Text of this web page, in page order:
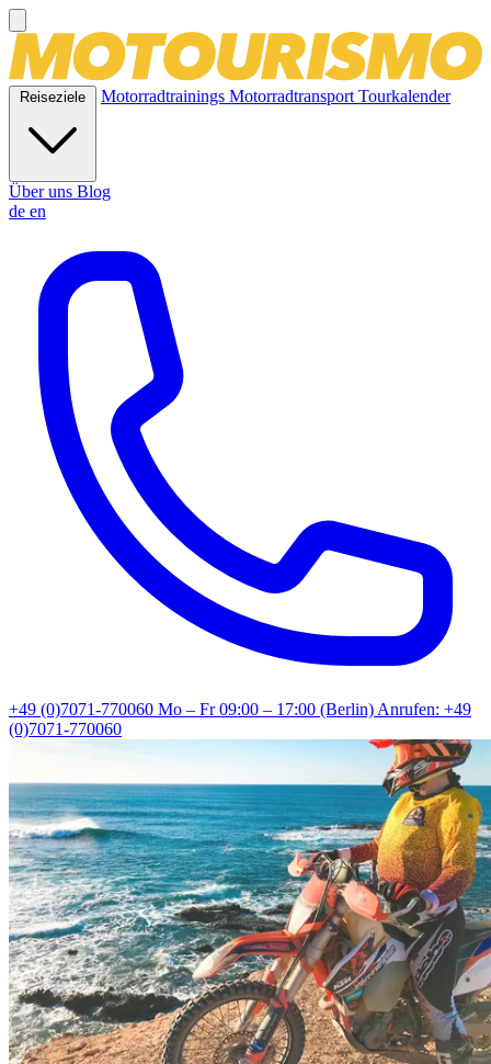
Reiseziele Motorradtrainings MotorradtransportTourkalender
Über uns Blog
de en
+49 (0)7071-770060 Mo – Fr 09:00 – 17:00 (Berlin)Anrufen: +49
(0)7071-770060